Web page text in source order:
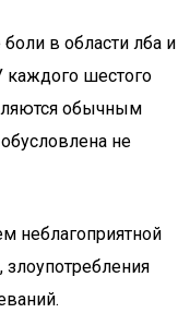
в области лба и
каждого шестого
обычным
не
неблагоприятной
злоупотребления